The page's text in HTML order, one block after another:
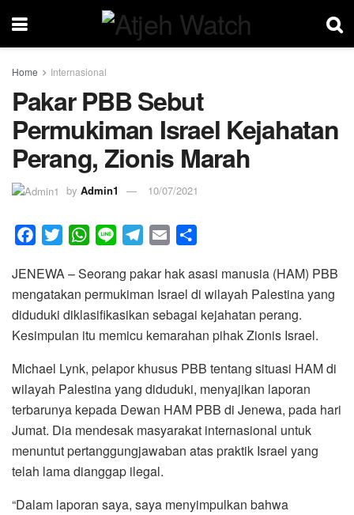
Home Internasional
Pakar PBB Sebut
Permukiman Israel Kejahatan
Perang, Zionis Marah
by Admin1 10/07/2021
c
e
b
o
k
i
t
t
e
W
a
t
s
A
p
n
e
l
e
g
m
a
i
l
a
r
e
JENEWA – Seorang pakar hak asasi manusia (HAM) PBB
mengatakan permukiman Israel di wilayah Palestina yang
diduduki diklasifikasikan sebagai kejahatan perang.
Kesimpulan itu memicu kemarahan pihak Zionis Israel.
Michael Lynk, pelapor khusus PBB tentang situasi HAM di
wilayah Palestina yang diduduki, menyajikan laporan
terbarunya kepada Dewan HAM PBB di Jenewa, pada hari
Jumat. Dia mendesak masyarakat internasional untuk
menuntut pertanggungjawaban atas praktik Israel yang
telah lama dianggap ilegal.
“Dalam laporan saya, saya menyimpulkan bahwa